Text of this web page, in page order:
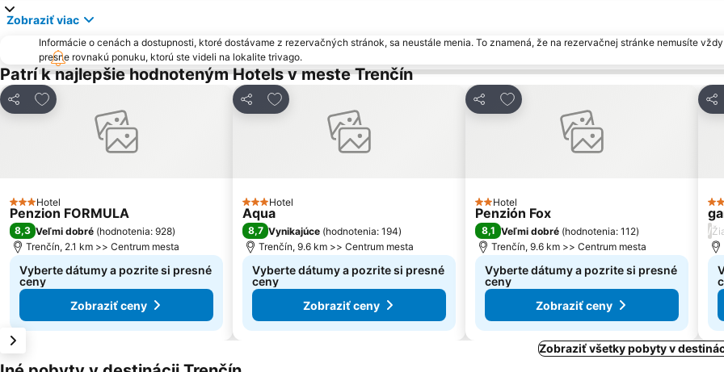
Zobraziť viac
Informácie o cenách a dostupnosti, ktoré dostávame z rezervačných stránok, sa neustále menia. To znamená, že na rezervačnej stránke nemusíte
presne rovnakú ponuku, ktorú ste videli na lokalite trivago.
Patrí k najlepšie hodnoteným Hotels v meste Trenčín
Zdieľať
Pridať do obľúbených
3 Počet hviezdičiek
Hotel
Penzion FORMULA
8,3 Veľmi dobré (hodnotenia: 928)
Trenčín, 2.1 km >> Centrum mesta
Vyberte dátumy a pozrite si presné
ceny
Zobraziť ceny
Zdieľať
Pridať do obľúbených
3 Počet hviezdičiek
Hotel
Aqua
8,7 Vynikajúce (hodnotenia: 194)
Trenčín, 9.6 km >> Centrum mesta
Vyberte dátumy a pozrite si presné
ceny
Zobraziť ceny
Zdieľať
Pridať do obľúbených
2 Počet hviezdičiek
Hotel
Penzión Fox
8,1 Veľmi dobré (hodnotenia: 112)
Trenčín, 9.6 km >> Centrum mesta
Vyberte dátumy a pozrite si presné
ceny
Zobraziť ceny
3
/
Zobraziť všetky pobyty v